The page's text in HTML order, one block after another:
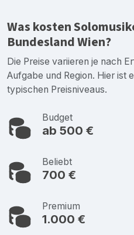
Was kosten
Bundesland Wien?
Die Preise variieren je nach
Aufgabe und Region. Hier ist
typischen Preisniveaus.
Budget
ab 500 €
Beliebt
700 €
Premium
1.000 €